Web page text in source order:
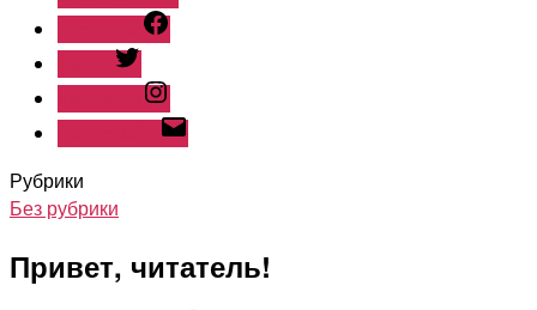
Рубрики
Без рубрики
Привет, читатель!